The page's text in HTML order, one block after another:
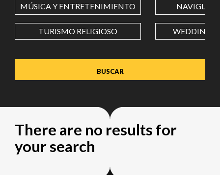
Value in decimal degrees. Use dot (.) as decimal separator.
MÚSICA Y ENTRETENIMIENTO NAVIGLI
TURISMO RELIGIOSO WEDDING
There are no results for
your search